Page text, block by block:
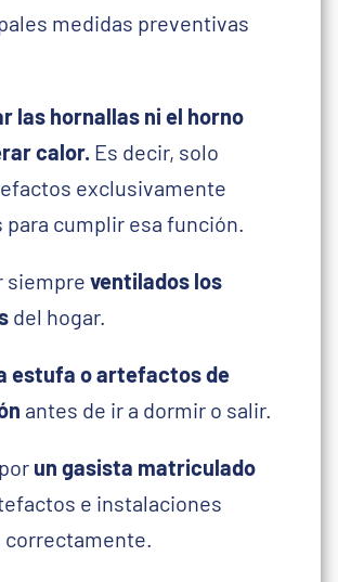
medidas preventivas
las hornallas ni el horno
calor. Es decir, solo
exclusivamente
para cumplir esa función.
siempreventilados los
del hogar.
estufa o artefactos de
antes de ir a dormir o salir.
un gasista matriculado
e instalaciones